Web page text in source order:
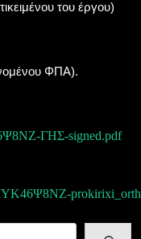
του έργου)
ΦΠΑ).
ΓΗΣ-signed.pdf